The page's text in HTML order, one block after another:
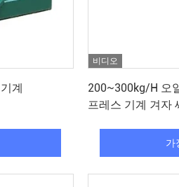
계
비디오
200~300kg/H 오
프레스 기계 겨자
가